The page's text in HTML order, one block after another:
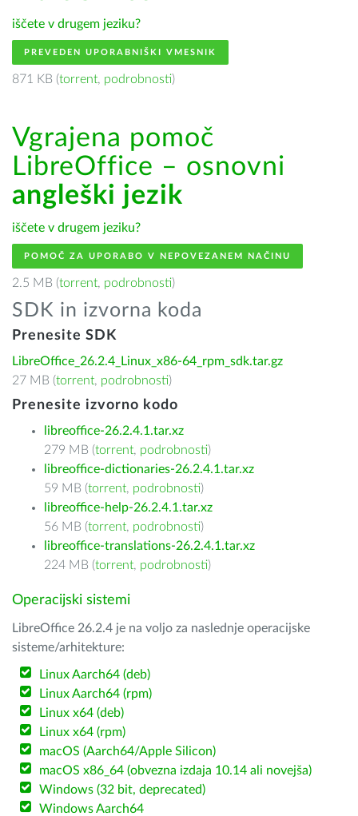
iščete v drugem jeziku?
PREVEDEN UPORABNIŠKI VMESNIK
871 KB (torrent, podrobnosti)
Vgrajena pomoč
LibreOffice – osnovni
angleški jezik
iščete v drugem jeziku?
POMOČ ZA UPORABO V NEPOVEZANEM NAČINU
2.5 MB (torrent, podrobnosti)
SDK in izvorna koda
Prenesite SDK
LibreOffice_26.2.4_Linux_x86-64_rpm_sdk.tar.gz
27 MB (torrent, podrobnosti)
Prenesite izvorno kodo
libreoffice-26.2.4.1.tar.xz
279 MB (torrent, podrobnosti)
libreoffice-dictionaries-26.2.4.1.tar.xz
59 MB (torrent, podrobnosti)
libreoffice-help-26.2.4.1.tar.xz
56 MB (torrent, podrobnosti)
libreoffice-translations-26.2.4.1.tar.xz
224 MB (torrent, podrobnosti)
Operacijski sistemi
LibreOffice 26.2.4 je na voljo za naslednje operacijske
sisteme/arhitekture:
Linux Aarch64 (deb)
Linux Aarch64 (rpm)
Linux x64 (deb)
Linux x64 (rpm)
macOS (Aarch64/Apple Silicon)
macOS x86_64 (obvezna izdaja 10.14 ali novejša)
Windows (32 bit, deprecated)
Windows Aarch64